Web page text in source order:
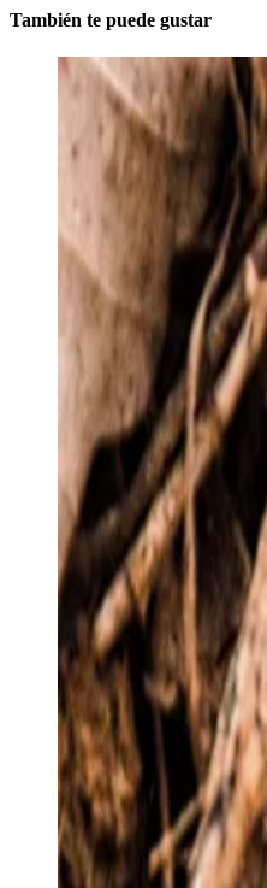
También te puede gustar